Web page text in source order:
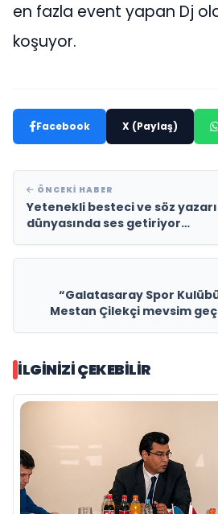
en fazla event yapan Dj
koşuyor.
Facebook X (Paylaş)
ÖNCEKI HABER
Yetenekli besteci ve söz
dünyasında ses getiriyor…
“Galatasaray Spor
Mestan Çilekçi mevsim
İLGINIZI ÇEKEBILIR